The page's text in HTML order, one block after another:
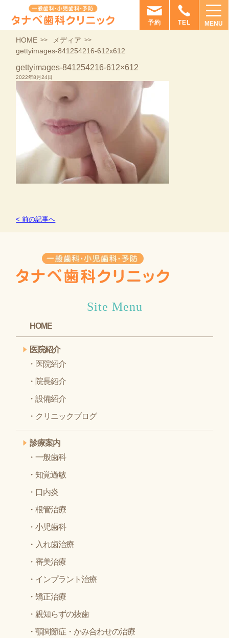
MENU
TEL
予約
HOME
メディア
gettyimages-841254216-612x612
gettyimages-841254216-612×612
2022年8月24日
< 前の記事へ
Site Menu
HOME
医院紹介
医院紹介
院長紹介
設備紹介
クリニックブログ
診療案内
一般歯科
知覚過敏
口内炎
根管治療
小児歯科
入れ歯治療
審美治療
インプラント治療
矯正治療
親知らずの抜歯
顎関節症・かみ合わせの治療